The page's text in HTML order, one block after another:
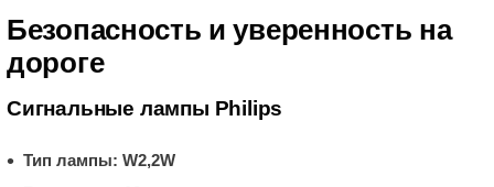
Безопасность и уверенность на
дороге
Сигнальные лампы Philips
Тип лампы: W2,2W